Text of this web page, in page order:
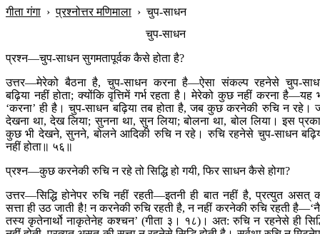
गीता गंगा ›प्रश्नोत्तर मणिमाला ›चुप-साधन
चुप-साधन
प्रश्न—चुप-साधन सुगमतापूर्वक कैसे होता है?
उत्तर—मेरेको बैठना है, चुप-साधन करना है—ऐसा संकल्प रहनेसे चुप-
बढ़िया नहीं होता; क्योंकि वृत्तिमें गर्भ रहता है। मेरेको कुछ नहीं करना है—यह
‘करना’ ही है। चुप-साधन बढ़िया तब होता है, जब कुछ करनेकी रुचि न रहे।
देखना था, देख लिया; सुनना था, सुन लिया; बोलना था, बोल लिया। इस
कुछ भी देखने, सुनने, बोलने आदिकी रुचि न रहे। रुचि रहनेसे चुप-साधन
नहीं होता॥ ५६॥
प्रश्न—कुछ करनेकी रुचि न रहे तो सिद्धि हो गयी, फिर साधन कैसे होगा?
उत्तर—सिद्धि होनेपर रुचि नहीं रहती—इतनी ही बात नहीं है, प्रत्युत असत्
सत्ता ही उठ जाती है! न करनेकी रुचि रहती है, न नहीं करनेकी रुचि रहती
तस्य कृतेनार्थो नाकृतेनेह कश्चन’ (गीता ३। १८)। अत: रुचि न रहनेसे ही